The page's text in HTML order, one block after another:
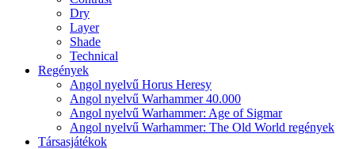
Dry
Layer
Shade
Technical
Regények
Angol nyelvű Horus Heresy
Angol nyelvű Warhammer 40.000
Angol nyelvű Warhammer: Age of Sigmar
Angol nyelvű Warhammer: The Old World regények
Társasjátékok